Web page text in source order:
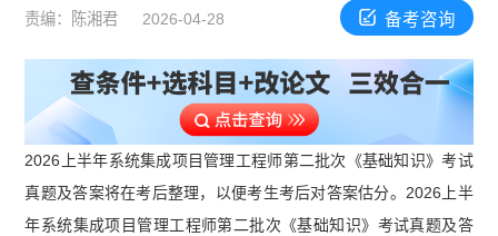
责编：陈湘君 2026-04-28 备考咨询
2026上半年系统集成项目管理工程师第二批次《基础知识》考试
真题及答案将在考后整理，以便考生考后对答案估分。2026上半
年系统集成项目管理工程师第二批次《基础知识》考试真题及答